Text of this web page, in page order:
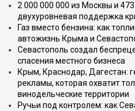
2 000 000 000 из Москвы и
двухуровневая поддержка
Газ вместо бензина: как
автожизнь Крыма и
Севастополь создал
спасения местного бизнеса
Крым, Краснодар, Дагестан:
рекламы, которая охватит
винодельческие территории
Ручьи под контролем: как